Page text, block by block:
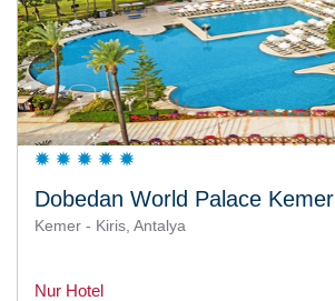
Dobedan World Palace Kemer
Kemer - Kiris, Antalya
Nur Hotel